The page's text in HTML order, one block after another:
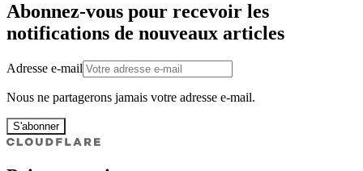
Abonnez-vous pour recevoir les
notifications de nouveaux articles
Adresse e-mail
Nous ne partagerons jamais votre adresse e-mail.
S'abonner